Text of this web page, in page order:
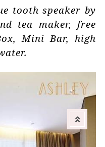
tooth speaker by
tea maker, free
Mini Bar, high